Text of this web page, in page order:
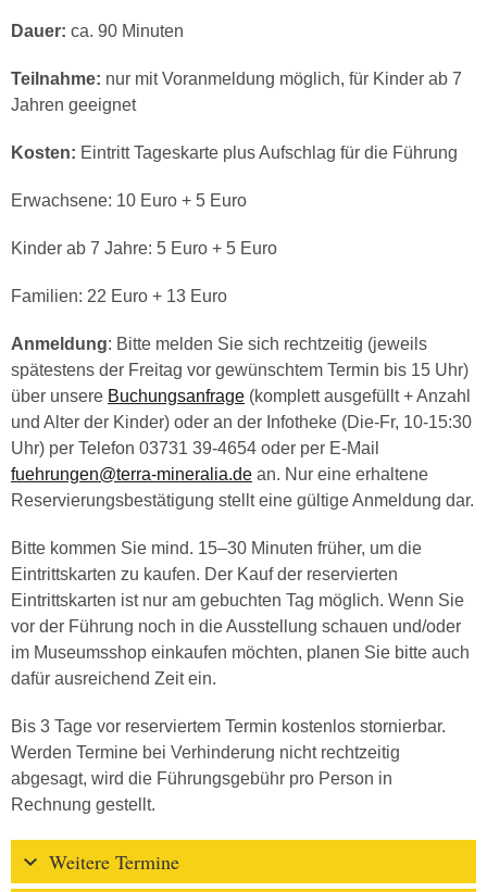
Dauer: ca. 90 Minuten
Teilnahme: nur mit Voranmeldung möglich, für Kinder ab 7
Jahren geeignet
Kosten: Eintritt Tageskarte plus Aufschlag für die Führung
Erwachsene: 10 Euro + 5 Euro
Kinder ab 7 Jahre: 5 Euro + 5 Euro
Familien: 22 Euro + 13 Euro
Anmeldung: Bitte melden Sie sich rechtzeitig (jeweils
spätestens der Freitag vor gewünschtem Termin bis 15 Uhr)
über unsere Buchungsanfrage (komplett ausgefüllt + Anzahl
und Alter der Kinder) oder an der Infotheke (Die-Fr, 10-15:30
Uhr) per Telefon 03731 39-4654 oder per E-Mail
fuehrungen@terra-mineralia.de an. Nur eine erhaltene
Reservierungsbestätigung stellt eine gültige Anmeldung dar.
Bitte kommen Sie mind. 15–30 Minuten früher, um die
Eintrittskarten zu kaufen. Der Kauf der reservierten
Eintrittskarten ist nur am gebuchten Tag möglich. Wenn Sie
vor der Führung noch in die Ausstellung schauen und/oder
im Museumsshop einkaufen möchten, planen Sie bitte auch
dafür ausreichend Zeit ein.
Bis 3 Tage vor reserviertem Termin kostenlos stornierbar.
Werden Termine bei Verhinderung nicht rechtzeitig
abgesagt, wird die Führungsgebühr pro Person in
Rechnung gestellt.
Weitere Termine